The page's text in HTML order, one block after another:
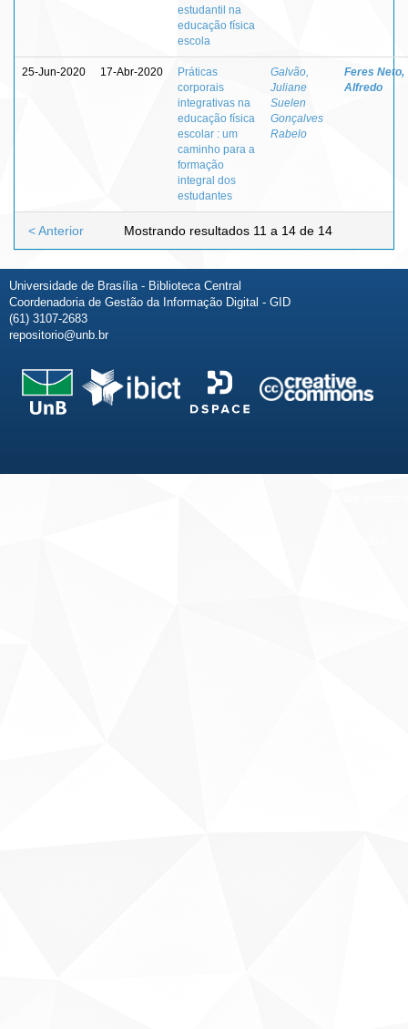
estudantil na
educação física
escola
25-Jun-2020 17-Abr-2020
Práticas
corporais
integrativas na
educação física
escolar : um
caminho para a
formação
integral dos
estudantes
Galvão,
Juliane
Suelen
Gonçalves
Rabelo
Feres Neto,
Alfredo
Mostrando resultados 11 a 14 de 14
< Anterior
Universidade de Brasília - Biblioteca Central
Coordenadoria de Gestão da Informação Digital - GID
(61) 3107-2683
repositorio@unb.br